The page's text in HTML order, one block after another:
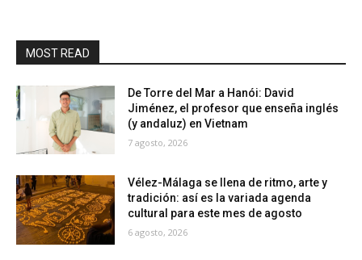
MOST READ
De Torre del Mar a Hanói: David
Jiménez, el profesor que enseña inglés
(y andaluz) en Vietnam
7 agosto, 2026
Vélez-Málaga se llena de ritmo, arte y
tradición: así es la variada agenda
cultural para este mes de agosto
6 agosto, 2026